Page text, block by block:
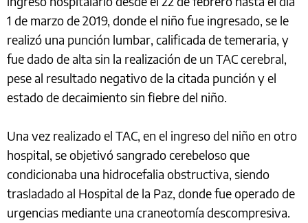
1 de marzo de 2019, donde el niño fue ingresado, se le
realizó una punción lumbar, calificada de temeraria, y
fue dado de alta sin la realización de un TAC cerebral,
pese al resultado negativo de la citada punción y el
estado de decaimiento sin fiebre del niño.
Una vez realizado el TAC, en el ingreso del niño en otro
hospital, se objetivó sangrado cerebeloso que
condicionaba una hidrocefalia obstructiva, siendo
trasladado al Hospital de la Paz, donde fue operado de
urgencias mediante una craneotomía descompresiva.